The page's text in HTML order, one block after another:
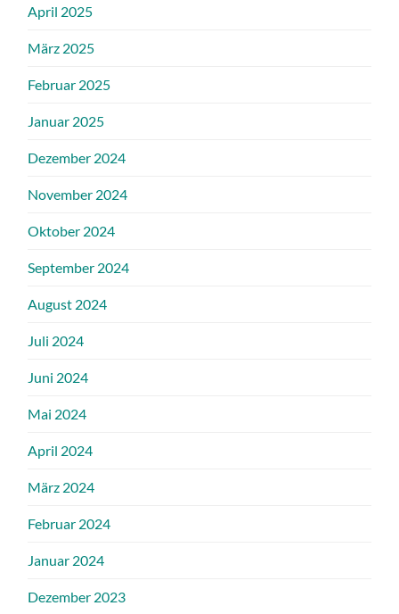
April 2025
März 2025
Februar 2025
Januar 2025
Dezember 2024
November 2024
Oktober 2024
September 2024
August 2024
Juli 2024
Juni 2024
Mai 2024
April 2024
März 2024
Februar 2024
Januar 2024
Dezember 2023